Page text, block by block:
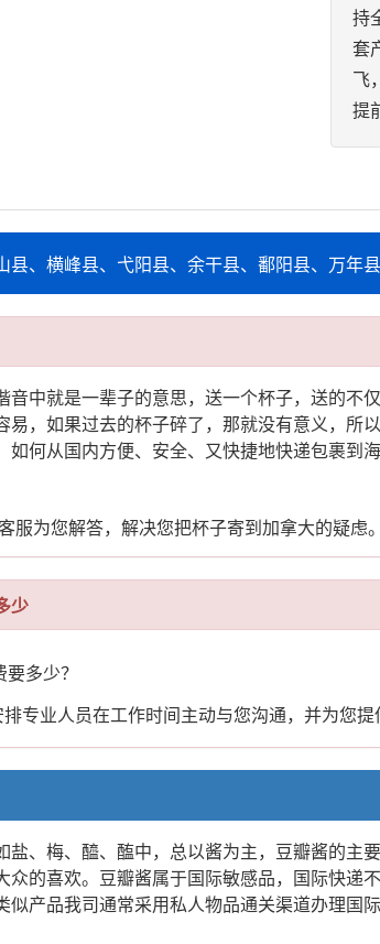
持
套
飞
提
、横峰县、弋阳县、余干县、鄱阳县、万年
中就是一辈子的意思，送一个杯子，送的
，如果过去的杯子碎了，那就没有意义，
何从国内方便、安全、又快捷地快递包裹
服为您解答，解决您把杯子寄到加拿大的疑虑
少
多少？
专业人员在工作时间主动与您沟通，并为您
、梅、醯、醢中，总以酱为主，豆瓣酱的
的喜欢。豆瓣酱属于国际敏感品，国际快
产品我司通常采用私人物品通关渠道办理